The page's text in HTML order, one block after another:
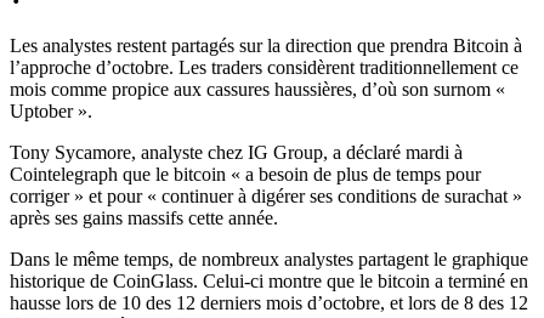
Les analystes restent partagés sur la direction que prendra Bitcoin à
l’approche d’octobre. Les traders considèrent traditionnellement ce
mois comme propice aux cassures haussières, d’où son surnom «
Uptober ».
Tony Sycamore, analyste chez IG Group, a déclaré mardi à
Cointelegraph que le bitcoin « a besoin de plus de temps pour
corriger » et pour « continuer à digérer ses conditions de surachat »
après ses gains massifs cette année.
Dans le même temps, de nombreux analystes partagent le graphique
historique de CoinGlass. Celui-ci montre que le bitcoin a terminé en
hausse lors de 10 des 12 derniers mois d’octobre, et lors de 8 des 12